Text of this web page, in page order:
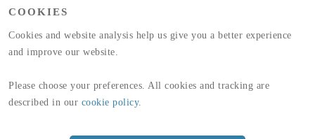
COOKIES
Cookies and website analysis help us give you a better experience
and improve our website.
Please choose your preferences. All cookies and tracking are
described in our cookie policy.
MANTELYTA
(A1-A3)
GLOBAL WARMING POTENTIAL